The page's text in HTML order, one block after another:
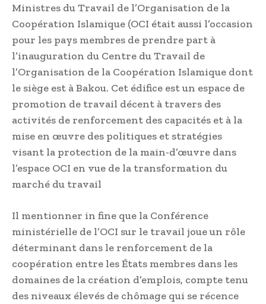
Ministres du Travail de l’Organisation de la
Coopération Islamique (OCI était aussi l’occasion
pour les pays membres de prendre part à
l’inauguration du Centre du Travail de
l’Organisation de la Coopération Islamique dont
le siège est à Bakou. Cet édifice est un espace de
promotion de travail décent à travers des
activités de renforcement des capacités et à la
mise en œuvre des politiques et stratégies
visant la protection de la main-d’œuvre dans
l’espace OCI en vue de la transformation du
marché du travail
Il mentionner in fine que la Conférence
ministérielle de l’OCI sur le travail joue un rôle
déterminant dans le renforcement de la
coopération entre les États membres dans les
domaines de la création d’emplois, compte tenu
des niveaux élevés de chômage qui se récence